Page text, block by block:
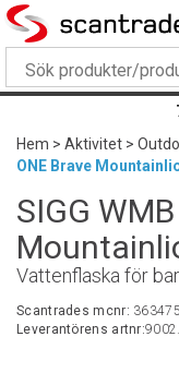
Hem>Aktivitet>
ONE Brave
SIGG
Vattenflaska för
Scantrades mcnr: 363475
Leverantörens artnr: